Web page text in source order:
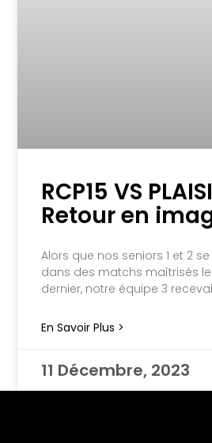
RCP15 VS
Retour en
Alors que nos seniors 1 et 2
dans des matchs maîtrisés
dernier, notre équipe 3
En Savoir Plus >
11 Décembre, 2023